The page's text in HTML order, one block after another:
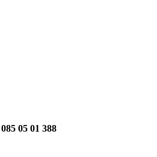
085 05 01 388